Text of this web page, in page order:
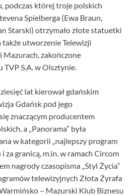
podczas której troje polskich
Spielberga (Ewa Braun,
Starski) otrzymało złote statuetki
także utworzenie Telewizji
Mazurach, zakończone
TVP S.A. w Olsztynie.
lat kierował gdańskim
Gdańsk pod jego
znaczącym producentem
a „Panorama” była
w kategorii „najlepszy program
za granicą, m.in. w ramach Circom
nagrody czasopisma „Styl Życia”
telewizyjnych Złota Żyrafa
– Mazurski Klub Biznesu